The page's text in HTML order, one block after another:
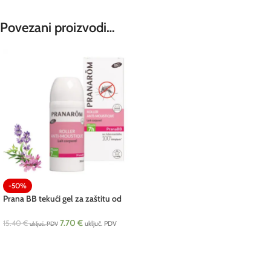
Povezani proizvodi…
-50%
Prana BB tekući gel za zaštitu od
15.40€ uključ. PDV 7.70 € uključ. PDV